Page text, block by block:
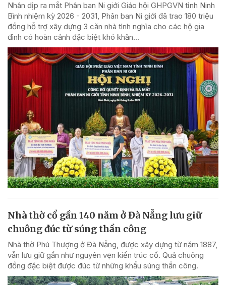
Nhân dịp ra mắt Phân ban Ni giới Giáo hội GHPGVN tỉnh Ninh
Bình nhiệm kỳ 2026 - 2031, Phân ban Ni giới đã trao 180 triệu
đồng hỗ trợ xây dựng 3 căn nhà tình nghĩa cho các hộ gia
đình có hoàn cảnh đặc biệt khó khăn...
Nhà thờ cổ gần 140 năm ở Đà Nẵng lưu giữ
chuông đúc từ súng thần công
Nhà thờ Phú Thượng ở Đà Nẵng, được xây dựng từ năm 1887,
vẫn lưu giữ gần như nguyên vẹn kiến trúc cổ. Quả chuông
đồng đặc biệt được đúc từ những khẩu súng thần công.